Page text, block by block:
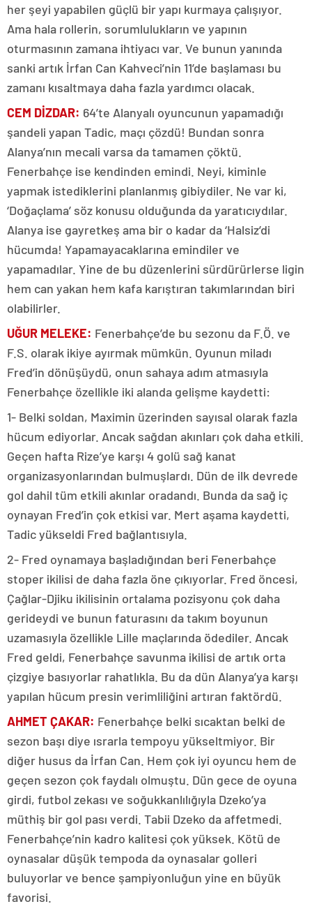
her şeyi yapabilen güçlü bir yapı kurmaya çalışıyor.
Ama hala rollerin, sorumlulukların ve yapının
oturmasının zamana ihtiyacı var. Ve bunun yanında
sanki artık İrfan Can Kahveci’nin 11’de başlaması bu
zamanı kısaltmaya daha fazla yardımcı olacak.
CEM DİZDAR: 64’te Alanyalı oyuncunun yapamadığı
şandeli yapan Tadic, maçı çözdü! Bundan sonra
Alanya’nın mecali varsa da tamamen çöktü.
Fenerbahçe ise kendinden emindi. Neyi, kiminle
yapmak istediklerini planlanmış gibiydiler. Ne var ki,
‘Doğaçlama’ söz konusu olduğunda da yaratıcıydılar.
Alanya ise gayretkeş ama bir o kadar da ‘Halsiz’di
hücumda! Yapamayacaklarına emindiler ve
yapamadılar. Yine de bu düzenlerini sürdürürlerse ligin
hem can yakan hem kafa karıştıran takımlarından biri
olabilirler.
UĞUR MELEKE: Fenerbahçe’de bu sezonu da F.Ö. ve
F.S. olarak ikiye ayırmak mümkün. Oyunun miladı
Fred’in dönüşüydü, onun sahaya adım atmasıyla
Fenerbahçe özellikle iki alanda gelişme kaydetti:
1- Belki soldan, Maximin üzerinden sayısal olarak fazla
hücum ediyorlar. Ancak sağdan akınları çok daha etkili.
Geçen hafta Rize’ye karşı 4 golü sağ kanat
organizasyonlarından bulmuşlardı. Dün de ilk devrede
gol dahil tüm etkili akınlar oradandı. Bunda da sağ iç
oynayan Fred’in çok etkisi var. Mert aşama kaydetti,
Tadic yükseldi Fred bağlantısıyla.
2- Fred oynamaya başladığından beri Fenerbahçe
stoper ikilisi de daha fazla öne çıkıyorlar. Fred öncesi,
Çağlar-Djiku ikilisinin ortalama pozisyonu çok daha
gerideydi ve bunun faturasını da takım boyunun
uzamasıyla özellikle Lille maçlarında ödediler. Ancak
Fred geldi, Fenerbahçe savunma ikilisi de artık orta
çizgiye basıyorlar rahatlıkla. Bu da dün Alanya’ya karşı
yapılan hücum presin verimliliğini artıran faktördü.
AHMET ÇAKAR: Fenerbahçe belki sıcaktan belki de
sezon başı diye ısrarla tempoyu yükseltmiyor. Bir
diğer husus da İrfan Can. Hem çok iyi oyuncu hem de
geçen sezon çok faydalı olmuştu. Dün gece de oyuna
girdi, futbol zekası ve soğukkanlılığıyla Dzeko’ya
müthiş bir gol pası verdi. Tabii Dzeko da affetmedi.
Fenerbahçe’nin kadro kalitesi çok yüksek. Kötü de
oynasalar düşük tempoda da oynasalar golleri
buluyorlar ve bence şampiyonluğun yine en büyük
favorisi.